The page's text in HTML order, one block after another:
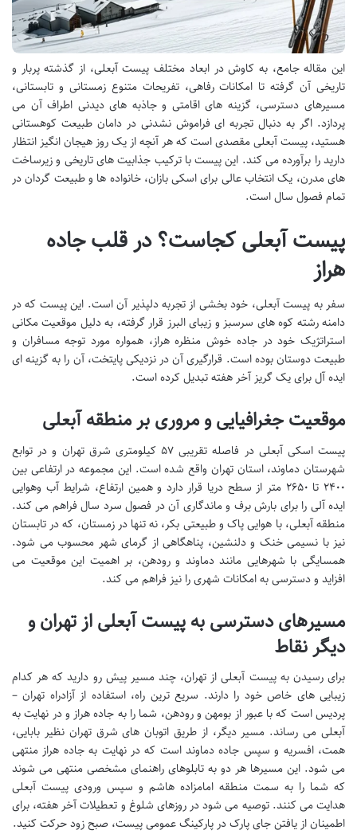
این مقاله جامع، به کاوش در ابعاد مختلف پیست آبعلی، از گذشته پربار و
تاریخی آن گرفته تا امکانات رفاهی، تفریحات متنوع زمستانی و تابستانی،
مسیرهای دسترسی، گزینه های اقامتی و جاذبه های دیدنی اطراف آن می
پردازد. اگر به دنبال تجربه ای فراموش نشدنی در دامان طبیعت کوهستانی
هستید، پیست آبعلی مقصدی است که هر آنچه از یک روز هیجان انگیز انتظار
دارید را برآورده می کند. این پیست با ترکیب جذابیت های تاریخی و زیرساخت
های مدرن، یک انتخاب عالی برای اسکی بازان، خانواده ها و طبیعت گردان در
تمام فصول سال است.
پیست آبعلی کجاست؟ در قلب جاده
هراز
سفر به پیست آبعلی، خود بخشی از تجربه دلپذیر آن است. این پیست که در
دامنه رشته کوه های سرسبز و زیبای البرز قرار گرفته، به دلیل موقعیت مکانی
استراتژیک خود در جاده خوش منظره هراز، همواره مورد توجه مسافران و
طبیعت دوستان بوده است. قرارگیری آن در نزدیکی پایتخت، آن را به گزینه ای
ایده آل برای یک گریز آخر هفته تبدیل کرده است.
موقعیت جغرافیایی و مروری بر منطقه آبعلی
پیست اسکی آبعلی در فاصله تقریبی ۵۷ کیلومتری شرق تهران و در توابع
شهرستان دماوند، استان تهران واقع شده است. این مجموعه در ارتفاعی بین
۲۴۰۰ تا ۲۶۵۰ متر از سطح دریا قرار دارد و همین ارتفاع، شرایط آب وهوایی
ایده آلی را برای بارش برف و ماندگاری آن در فصول سرد سال فراهم می کند.
منطقه آبعلی، با هوایی پاک و طبیعتی بکر، نه تنها در زمستان، که در تابستان
نیز با نسیمی خنک و دلنشین، پناهگاهی از گرمای شهر محسوب می شود.
همسایگی با شهرهایی مانند دماوند و رودهن، بر اهمیت این موقعیت می
افزاید و دسترسی به امکانات شهری را نیز فراهم می کند.
مسیرهای دسترسی به پیست آبعلی از تهران و
دیگر نقاط
برای رسیدن به پیست آبعلی از تهران، چند مسیر پیش رو دارید که هر کدام
زیبایی های خاص خود را دارند. سریع ترین راه، استفاده از آزادراه تهران –
پردیس است که با عبور از بومهن و رودهن، شما را به جاده هراز و در نهایت به
آبعلی می رساند. مسیر دیگر، از طریق اتوبان های شرق تهران نظیر بابایی،
همت، افسریه و سپس جاده دماوند است که در نهایت به جاده هراز منتهی
می شود. این مسیرها هر دو به تابلوهای راهنمای مشخصی منتهی می شوند
که شما را به سمت منطقه امامزاده هاشم و سپس ورودی پیست آبعلی
هدایت می کنند. توصیه می شود در روزهای شلوغ و تعطیلات آخر هفته، برای
اطمینان از یافتن جای پارک در پارکینگ عمومی پیست، صبح زود حرکت کنید.